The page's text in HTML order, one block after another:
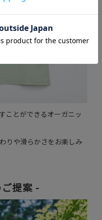
ことができるオーガニッ
りや滑らかさをお楽しみ
提案 -